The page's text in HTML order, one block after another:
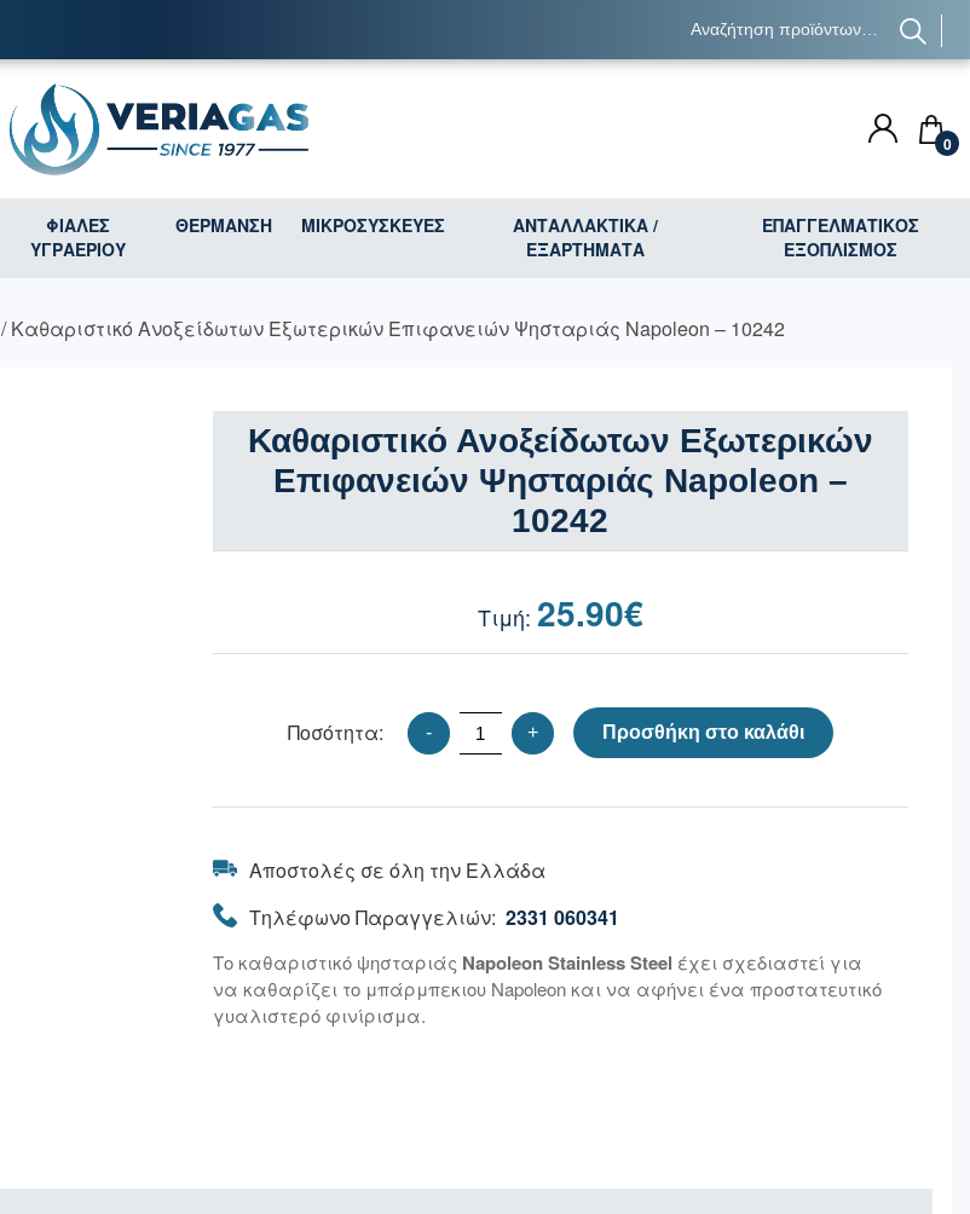
0
ΦΙΑΛΕΣ
ΥΓΡΑΕΡΙΟΥ
ΘΕΡΜΑΝΣΗ ΜΙΚΡΟΣΥΣΚΕΥΕΣ
ΑΝΤΑΛΛΑΚΤΙΚΑ /
ΕΞΑΡΤΗΜΑΤΑ
ΕΠΑΓΓΕΛΜΑΤΙΚΟΣ
ΕΞΟΠΛΙΣΜΟΣ
/ Καθαριστικό Ανοξείδωτων Εξωτερικών Επιφανειών Ψησταριάς Napoleon – 10242
Καθαριστικό Ανοξείδωτων Εξωτερικών
Επιφανειών Ψησταριάς Napoleon –
10242
25.90€
Ποσότητα: - + Προσθήκη στο καλάθι
Αποστολές σε όλη την Ελλάδα
Τηλέφωνο Παραγγελιών: 2331 060341
Το καθαριστικό ψησταριάς Napoleon Stainless Steel έχει σχεδιαστεί για
να καθαρίζει το μπάρμπεκιου Napoleon και να αφήνει ένα προστατευτικό
γυαλιστερό φινίρισμα.